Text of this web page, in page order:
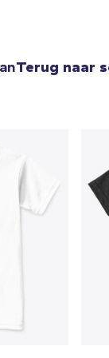
Terug naar